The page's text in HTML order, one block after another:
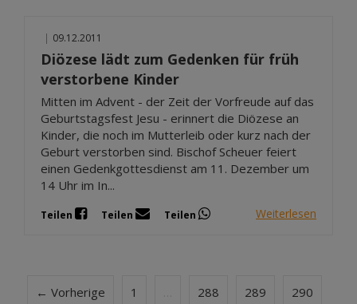
| 09.12.2011
Diözese lädt zum Gedenken für früh
verstorbene Kinder
Mitten im Advent - der Zeit der Vorfreude auf das
Geburtstagsfest Jesu - erinnert die Diözese an
Kinder, die noch im Mutterleib oder kurz nach der
Geburt verstorben sind. Bischof Scheuer feiert
einen Gedenkgottesdienst am 11. Dezember um
14 Uhr im In...
Teilen Teilen Teilen Weiterlesen
← Vorherige 1 288 289 290